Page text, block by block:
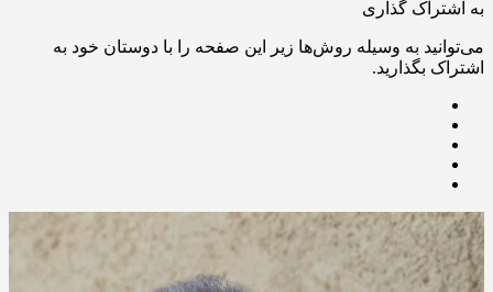
به اشتراک گذاری
می‌توانید به وسیله روش‌ها زیر این صفحه را با دوستان خود به
اشتراک بگذارید.